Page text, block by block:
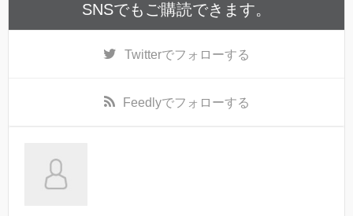
SNSでもご購読できます。
Twitterでフォローする
Feedlyでフォローする